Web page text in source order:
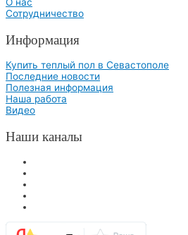
Сотрудничество
Информация
Купить теплый пол в Севастополе
Последние новости
Полезная информация
Наша работа
Видео
Наши каналы